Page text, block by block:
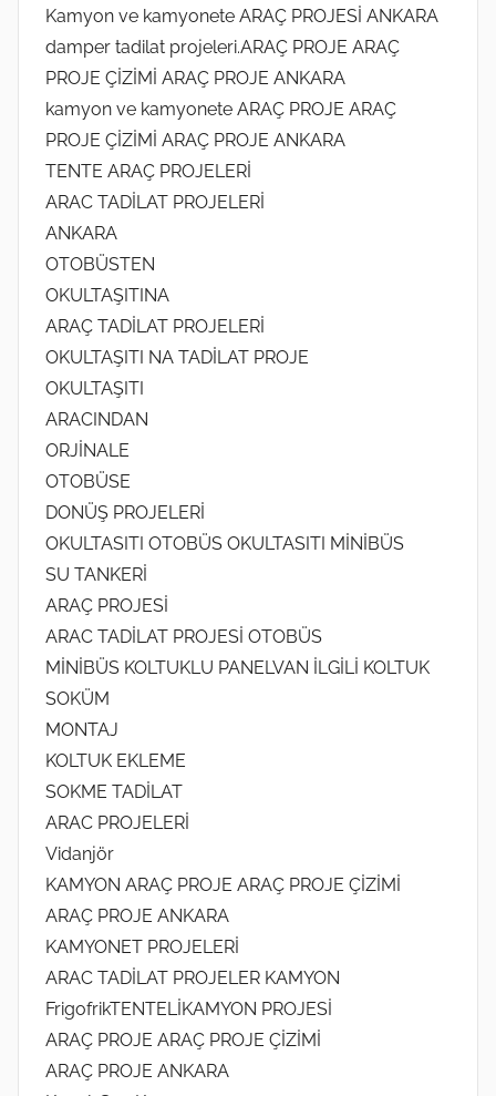
Kamyon ve kamyonete ARAÇ PROJESİ ANKARA
damper tadilat projeleri.ARAÇ PROJE ARAÇ
PROJE ÇİZİMİ ARAÇ PROJE ANKARA
kamyon ve kamyonete ARAÇ PROJE ARAÇ
PROJE ÇİZİMİ ARAÇ PROJE ANKARA
TENTE ARAÇ PROJELERİ
ARAC TADİLAT PROJELERİ
ANKARA
OTOBÜSTEN
OKULTAŞITINA
ARAÇ TADİLAT PROJELERİ
OKULTAŞITI NA TADİLAT PROJE
OKULTAŞITI
ARACINDAN
ORJİNALE
OTOBÜSE
DONÜŞ PROJELERİ
OKULTASITI OTOBÜS OKULTASITI MİNİBÜS
SU TANKERİ
ARAÇ PROJESİ
ARAC TADİLAT PROJESİ OTOBÜS
MİNİBÜS KOLTUKLU PANELVAN İLGİLİ KOLTUK
SOKÜM
MONTAJ
KOLTUK EKLEME
SOKME TADİLAT
ARAC PROJELERİ
Vidanjör
KAMYON ARAÇ PROJE ARAÇ PROJE ÇİZİMİ
ARAÇ PROJE ANKARA
KAMYONET PROJELERİ
ARAC TADİLAT PROJELER KAMYON
FrigofrikTENTELİKAMYON PROJESİ
ARAÇ PROJE ARAÇ PROJE ÇİZİMİ
ARAÇ PROJE ANKARA